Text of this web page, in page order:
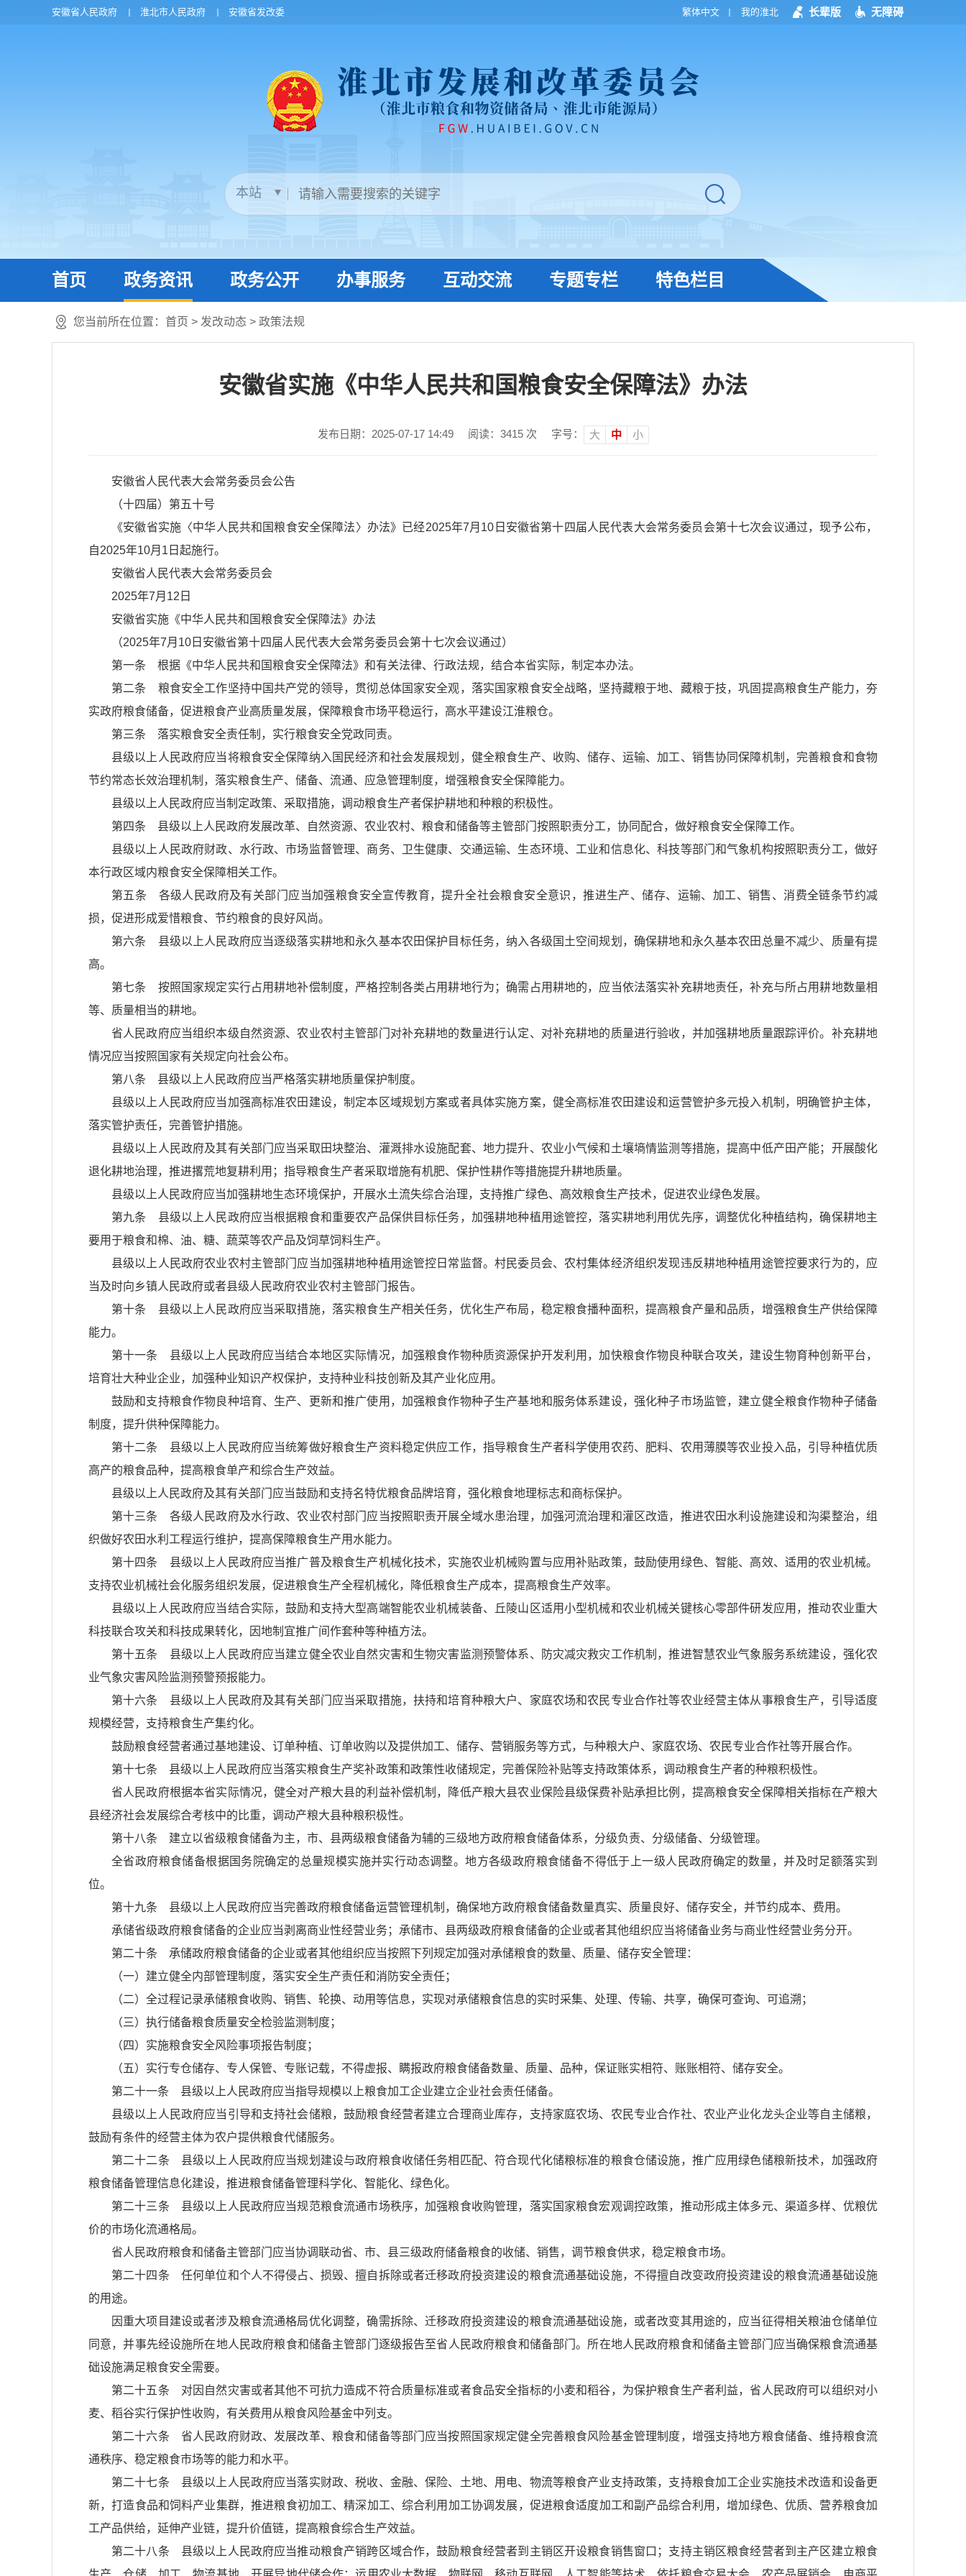
安徽省人民政府 淮北市人民政府 安徽省发改委 繁体中文 我的淮北 长辈版 无障碍
首页 政务资讯 政务公开 办事服务 互动交流 专题专栏 特色栏目
您当前所在位置： 首页 > 发改动态 > 政策法规
安徽省实施《中华人民共和国粮食安全保障法》办法
发布日期：2025-07-17 14:49 阅读： 3415次 字号： 大 中 小
安徽省人民代表大会常务委员会公告
（十四届）第五十号
《安徽省实施〈中华人民共和国粮食安全保障法〉办法》已经2025年7月10日安徽省第十四届人民代表大会常务委员会第十七次会议通过，现予公布，
自2025年10月1日起施行。
安徽省人民代表大会常务委员会
2025年7月12日
安徽省实施《中华人民共和国粮食安全保障法》办法
（2025年7月10日安徽省第十四届人民代表大会常务委员会第十七次会议通过）
第一条 根据《中华人民共和国粮食安全保障法》和有关法律、行政法规，结合本省实际，制定本办法。
第二条 粮食安全工作坚持中国共产党的领导，贯彻总体国家安全观，落实国家粮食安全战略，坚持藏粮于地、藏粮于技，巩固提高粮食生产能力，夯
实政府粮食储备，促进粮食产业高质量发展，保障粮食市场平稳运行，高水平建设江淮粮仓。
第三条 落实粮食安全责任制，实行粮食安全党政同责。
县级以上人民政府应当将粮食安全保障纳入国民经济和社会发展规划，健全粮食生产、收购、储存、运输、加工、销售协同保障机制，完善粮食和食物
节约常态长效治理机制，落实粮食生产、储备、流通、应急管理制度，增强粮食安全保障能力。
县级以上人民政府应当制定政策、采取措施，调动粮食生产者保护耕地和种粮的积极性。
第四条 县级以上人民政府发展改革、自然资源、农业农村、粮食和储备等主管部门按照职责分工，协同配合，做好粮食安全保障工作。
县级以上人民政府财政、水行政、市场监督管理、商务、卫生健康、交通运输、生态环境、工业和信息化、科技等部门和气象机构按照职责分工，做好
本行政区域内粮食安全保障相关工作。
第五条 各级人民政府及有关部门应当加强粮食安全宣传教育，提升全社会粮食安全意识，推进生产、储存、运输、加工、销售、消费全链条节约减
损，促进形成爱惜粮食、节约粮食的良好风尚。
第六条 县级以上人民政府应当逐级落实耕地和永久基本农田保护目标任务，纳入各级国土空间规划，确保耕地和永久基本农田总量不减少、质量有提
高。
第七条 按照国家规定实行占用耕地补偿制度，严格控制各类占用耕地行为；确需占用耕地的，应当依法落实补充耕地责任，补充与所占用耕地数量相
等、质量相当的耕地。
省人民政府应当组织本级自然资源、农业农村主管部门对补充耕地的数量进行认定、对补充耕地的质量进行验收，并加强耕地质量跟踪评价。补充耕地
情况应当按照国家有关规定向社会公布。
第八条 县级以上人民政府应当严格落实耕地质量保护制度。
县级以上人民政府应当加强高标准农田建设，制定本区域规划方案或者具体实施方案，健全高标准农田建设和运营管护多元投入机制，明确管护主体，
落实管护责任，完善管护措施。
县级以上人民政府及其有关部门应当采取田块整治、灌溉排水设施配套、地力提升、农业小气候和土壤墒情监测等措施，提高中低产田产能；开展酸化
退化耕地治理，推进撂荒地复耕利用；指导粮食生产者采取增施有机肥、保护性耕作等措施提升耕地质量。
县级以上人民政府应当加强耕地生态环境保护，开展水土流失综合治理，支持推广绿色、高效粮食生产技术，促进农业绿色发展。
第九条 县级以上人民政府应当根据粮食和重要农产品保供目标任务，加强耕地种植用途管控，落实耕地利用优先序，调整优化种植结构，确保耕地主
要用于粮食和棉、油、糖、蔬菜等农产品及饲草饲料生产。
县级以上人民政府农业农村主管部门应当加强耕地种植用途管控日常监督。村民委员会、农村集体经济组织发现违反耕地种植用途管控要求行为的，应
当及时向乡镇人民政府或者县级人民政府农业农村主管部门报告。
第十条 县级以上人民政府应当采取措施，落实粮食生产相关任务，优化生产布局，稳定粮食播种面积，提高粮食产量和品质，增强粮食生产供给保障
能力。
第十一条 县级以上人民政府应当结合本地区实际情况，加强粮食作物种质资源保护开发利用，加快粮食作物良种联合攻关，建设生物育种创新平台，
培育壮大种业企业，加强种业知识产权保护，支持种业科技创新及其产业化应用。
鼓励和支持粮食作物良种培育、生产、更新和推广使用，加强粮食作物种子生产基地和服务体系建设，强化种子市场监管，建立健全粮食作物种子储备
制度，提升供种保障能力。
第十二条 县级以上人民政府应当统筹做好粮食生产资料稳定供应工作，指导粮食生产者科学使用农药、肥料、农用薄膜等农业投入品，引导种植优质
高产的粮食品种，提高粮食单产和综合生产效益。
县级以上人民政府及其有关部门应当鼓励和支持名特优粮食品牌培育，强化粮食地理标志和商标保护。
第十三条 各级人民政府及水行政、农业农村部门应当按照职责开展全域水患治理，加强河流治理和灌区改造，推进农田水利设施建设和沟渠整治，组
织做好农田水利工程运行维护，提高保障粮食生产用水能力。
第十四条 县级以上人民政府应当推广普及粮食生产机械化技术，实施农业机械购置与应用补贴政策，鼓励使用绿色、智能、高效、适用的农业机械。
支持农业机械社会化服务组织发展，促进粮食生产全程机械化，降低粮食生产成本，提高粮食生产效率。
县级以上人民政府应当结合实际，鼓励和支持大型高端智能农业机械装备、丘陵山区适用小型机械和农业机械关键核心零部件研发应用，推动农业重大
科技联合攻关和科技成果转化，因地制宜推广间作套种等种植方法。
第十五条 县级以上人民政府应当建立健全农业自然灾害和生物灾害监测预警体系、防灾减灾救灾工作机制，推进智慧农业气象服务系统建设，强化农
业气象灾害风险监测预警预报能力。
第十六条 县级以上人民政府及其有关部门应当采取措施，扶持和培育种粮大户、家庭农场和农民专业合作社等农业经营主体从事粮食生产，引导适度
规模经营，支持粮食生产集约化。
鼓励粮食经营者通过基地建设、订单种植、订单收购以及提供加工、储存、营销服务等方式，与种粮大户、家庭农场、农民专业合作社等开展合作。
第十七条 县级以上人民政府应当落实粮食生产奖补政策和政策性收储规定，完善保险补贴等支持政策体系，调动粮食生产者的种粮积极性。
省人民政府根据本省实际情况，健全对产粮大县的利益补偿机制，降低产粮大县农业保险县级保费补贴承担比例，提高粮食安全保障相关指标在产粮大
县经济社会发展综合考核中的比重，调动产粮大县种粮积极性。
第十八条 建立以省级粮食储备为主，市、县两级粮食储备为辅的三级地方政府粮食储备体系，分级负责、分级储备、分级管理。
全省政府粮食储备根据国务院确定的总量规模实施并实行动态调整。地方各级政府粮食储备不得低于上一级人民政府确定的数量，并及时足额落实到
位。
第十九条 县级以上人民政府应当完善政府粮食储备运营管理机制，确保地方政府粮食储备数量真实、质量良好、储存安全，并节约成本、费用。
承储省级政府粮食储备的企业应当剥离商业性经营业务；承储市、县两级政府粮食储备的企业或者其他组织应当将储备业务与商业性经营业务分开。
第二十条 承储政府粮食储备的企业或者其他组织应当按照下列规定加强对承储粮食的数量、质量、储存安全管理：
（一）建立健全内部管理制度，落实安全生产责任和消防安全责任；
（二）全过程记录承储粮食收购、销售、轮换、动用等信息，实现对承储粮食信息的实时采集、处理、传输、共享，确保可查询、可追溯；
（三）执行储备粮食质量安全检验监测制度；
（四）实施粮食安全风险事项报告制度；
（五）实行专仓储存、专人保管、专账记载，不得虚报、瞒报政府粮食储备数量、质量、品种，保证账实相符、账账相符、储存安全。
第二十一条 县级以上人民政府应当指导规模以上粮食加工企业建立企业社会责任储备。
县级以上人民政府应当引导和支持社会储粮，鼓励粮食经营者建立合理商业库存，支持家庭农场、农民专业合作社、农业产业化龙头企业等自主储粮，
鼓励有条件的经营主体为农户提供粮食代储服务。
第二十二条 县级以上人民政府应当规划建设与政府粮食收储任务相匹配、符合现代化储粮标准的粮食仓储设施，推广应用绿色储粮新技术，加强政府
粮食储备管理信息化建设，推进粮食储备管理科学化、智能化、绿色化。
第二十三条 县级以上人民政府应当规范粮食流通市场秩序，加强粮食收购管理，落实国家粮食宏观调控政策，推动形成主体多元、渠道多样、优粮优
价的市场化流通格局。
省人民政府粮食和储备主管部门应当协调联动省、市、县三级政府储备粮食的收储、销售，调节粮食供求，稳定粮食市场。
第二十四条 任何单位和个人不得侵占、损毁、擅自拆除或者迁移政府投资建设的粮食流通基础设施，不得擅自改变政府投资建设的粮食流通基础设施
的用途。
因重大项目建设或者涉及粮食流通格局优化调整，确需拆除、迁移政府投资建设的粮食流通基础设施，或者改变其用途的，应当征得相关粮油仓储单位
同意，并事先经设施所在地人民政府粮食和储备主管部门逐级报告至省人民政府粮食和储备部门。所在地人民政府粮食和储备主管部门应当确保粮食流通基
础设施满足粮食安全需要。
第二十五条 对因自然灾害或者其他不可抗力造成不符合质量标准或者食品安全指标的小麦和稻谷，为保护粮食生产者利益，省人民政府可以组织对小
麦、稻谷实行保护性收购，有关费用从粮食风险基金中列支。
第二十六条 省人民政府财政、发展改革、粮食和储备等部门应当按照国家规定健全完善粮食风险基金管理制度，增强支持地方粮食储备、维持粮食流
通秩序、稳定粮食市场等的能力和水平。
第二十七条 县级以上人民政府应当落实财政、税收、金融、保险、土地、用电、物流等粮食产业支持政策，支持粮食加工企业实施技术改造和设备更
新，打造食品和饲料产业集群，推进粮食初加工、精深加工、综合利用加工协调发展，促进粮食适度加工和副产品综合利用，增加绿色、优质、营养粮食加
工产品供给，延伸产业链，提升价值链，提高粮食综合生产效益。
第二十八条 县级以上人民政府应当推动粮食产销跨区域合作，鼓励粮食经营者到主销区开设粮食销售窗口；支持主销区粮食经营者到主产区建立粮食